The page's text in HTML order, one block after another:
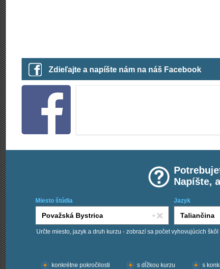
Zdieľajte a napíšte nám na náš Facebook
Napíšte,
Miesto štúdia Jazyk
Určte miesto, jazyk a druh kurzu - zobrazí sa počet vyhovujúcich škôl
konkrétne pokročilosti
s dĺžkou kurzu s